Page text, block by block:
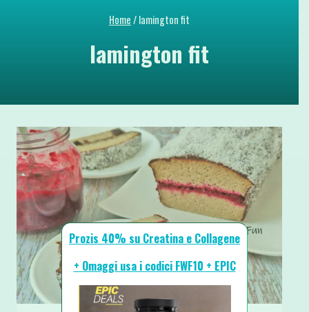
Home/lamington fit
lamington fit
Prozis 40% su Creatina e Collagene
+ Omaggi usa i codici FWF10 + EPIC